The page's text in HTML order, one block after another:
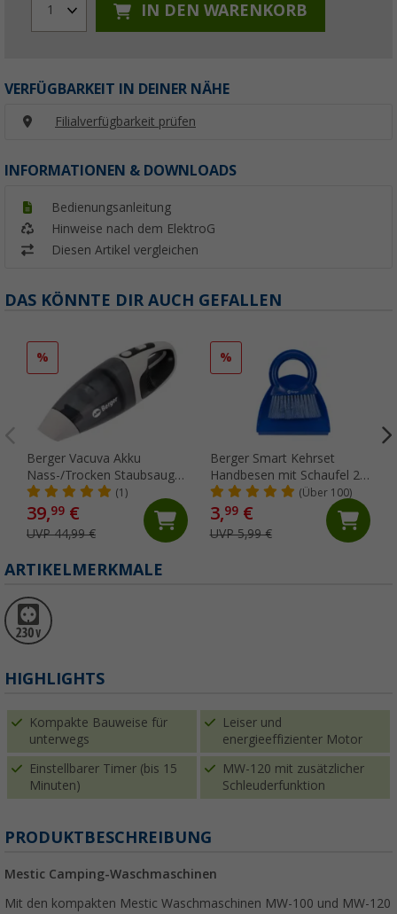
1 IN DEN WARENKORB
VERFÜGBARKEIT IN DEINER NÄHE
Filialverfügbarkeit prüfen
INFORMATIONEN & DOWNLOADS
Bedienungsanleitung
Hinweise nach dem ElektroG
Diesen Artikel vergleichen
DAS KÖNNTE DIR AUCH GEFALLEN
%
Berger Vacuva Akku
Nass-/Trocken Staubsauger
mit 230V Ladestation
(1)
39,99 €
UVP 44,99 €
%
Berger Smart Kehrset
Handbesen mit Schaufel 2-
tlg.
(Über 100)
3,99€
UVP 5,99 €
ARTIKELMERKMALE
HIGHLIGHTS
Kompakte Bauweise für
unterwegs
Leiser und
energieeffizienter Motor
Einstellbarer Timer (bis 15
Minuten)
MW-120 mit zusätzlicher
Schleuderfunktion
PRODUKTBESCHREIBUNG
Mestic Camping-Waschmaschinen
Mit den kompakten Mestic Waschmaschinen MW-100 und MW-120